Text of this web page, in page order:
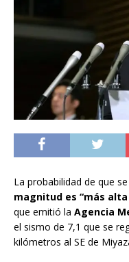
La probabilidad de que
magnitud es “más
que emitió la Agencia
el sismo de 7,1 que se
kilómetros al SE de